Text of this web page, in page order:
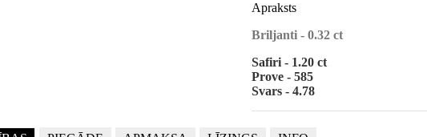
Apraksts
Briljanti - 0.32 ct
Safiri - 1.20 ct
Prove - 585
Svars - 4.78